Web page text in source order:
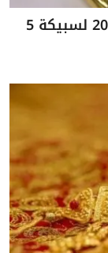
سعر الذهب اليوم الاثنين 11 مايو 2026 لسبيكة 5